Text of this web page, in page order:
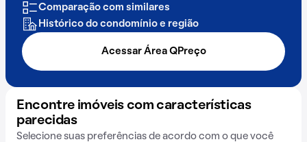
Comparação com similares
Histórico do condomínio e região
Acessar Área QPreço
Encontre imóveis com características
parecidas
Selecione suas preferências de acordo com o que você